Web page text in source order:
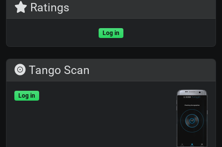
Ratings
Log in
Tango Scan
Log in